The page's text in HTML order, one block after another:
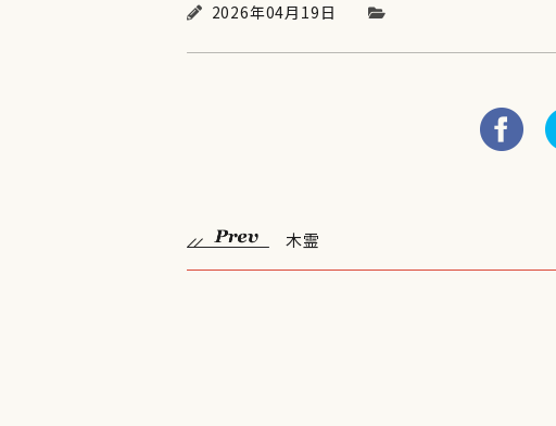
2026年04月19日
木霊